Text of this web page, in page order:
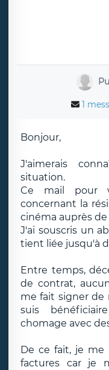
1
Bonjour,
J'aimerais
situation.
Ce mail pour
concernant la
cinéma auprès
J'ai souscris un
tient liée jusqu'à
Entre temps,
de contrat,
me fait signer de
suis
chomage avec
De ce fait, je me
factures car je